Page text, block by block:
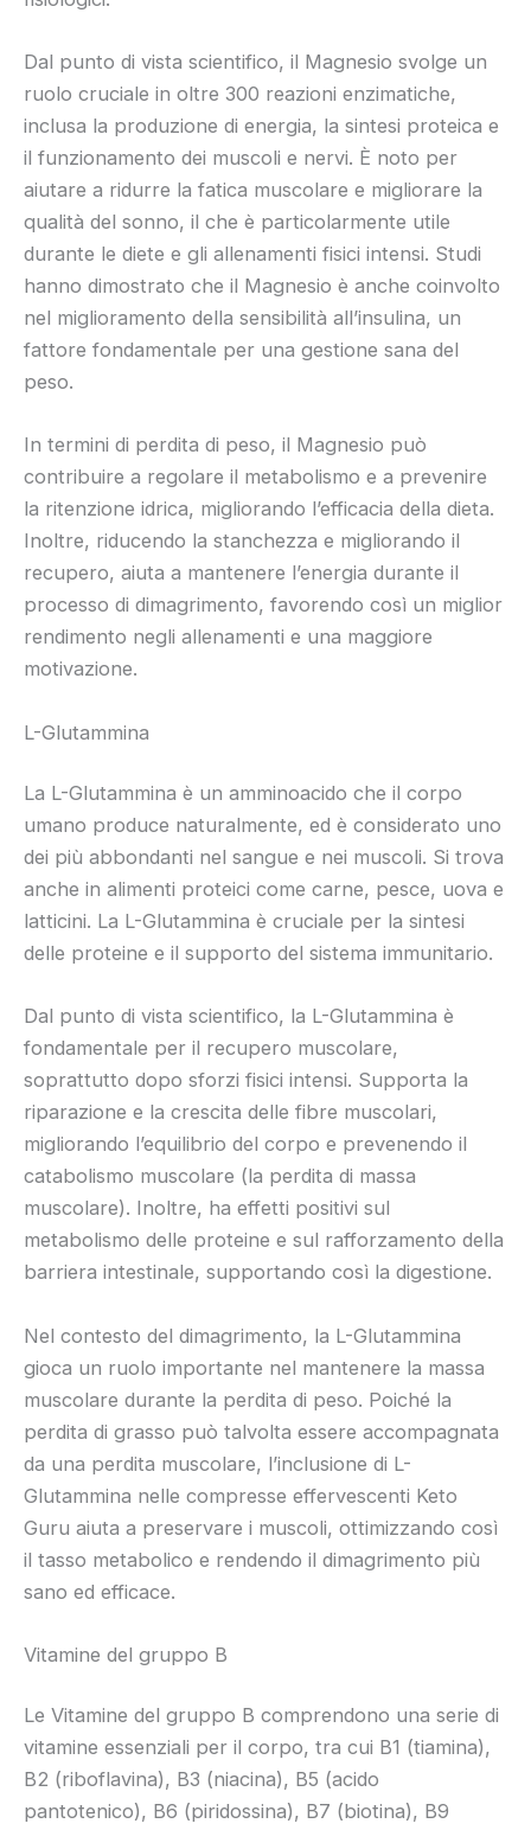
Dal punto di vista scientifico, il Magnesio svolge un
ruolo cruciale in oltre 300 reazioni enzimatiche,
inclusa la produzione di energia, la sintesi proteica e
il funzionamento dei muscoli e nervi. È noto per
aiutare a ridurre la fatica muscolare e migliorare la
qualità del sonno, il che è particolarmente utile
durante le diete e gli allenamenti fisici intensi. Studi
hanno dimostrato che il Magnesio è anche coinvolto
nel miglioramento della sensibilità all’insulina, un
fattore fondamentale per una gestione sana del
peso.
In termini di perdita di peso, il Magnesio può
contribuire a regolare il metabolismo e a prevenire
la ritenzione idrica, migliorando l’efficacia della dieta.
Inoltre, riducendo la stanchezza e migliorando il
recupero, aiuta a mantenere l’energia durante il
processo di dimagrimento, favorendo così un miglior
rendimento negli allenamenti e una maggiore
motivazione.
L-Glutammina
La L-Glutammina è un amminoacido che il corpo
umano produce naturalmente, ed è considerato uno
dei più abbondanti nel sangue e nei muscoli. Si trova
anche in alimenti proteici come carne, pesce, uova e
latticini. La L-Glutammina è cruciale per la sintesi
delle proteine e il supporto del sistema immunitario.
Dal punto di vista scientifico, la L-Glutammina è
fondamentale per il recupero muscolare,
soprattutto dopo sforzi fisici intensi. Supporta la
riparazione e la crescita delle fibre muscolari,
migliorando l’equilibrio del corpo e prevenendo il
catabolismo muscolare (la perdita di massa
muscolare). Inoltre, ha effetti positivi sul
metabolismo delle proteine e sul rafforzamento della
barriera intestinale, supportando così la digestione.
Nel contesto del dimagrimento, la L-Glutammina
gioca un ruolo importante nel mantenere la massa
muscolare durante la perdita di peso. Poiché la
perdita di grasso può talvolta essere accompagnata
da una perdita muscolare, l’inclusione di L-
Glutammina nelle compresse effervescenti Keto
Guru aiuta a preservare i muscoli, ottimizzando così
il tasso metabolico e rendendo il dimagrimento più
sano ed efficace.
Vitamine del gruppo B
Le Vitamine del gruppo B comprendono una serie di
vitamine essenziali per il corpo, tra cui B1 (tiamina),
B2 (riboflavina), B3 (niacina), B5 (acido
pantotenico), B6 (piridossina), B7 (biotina), B9